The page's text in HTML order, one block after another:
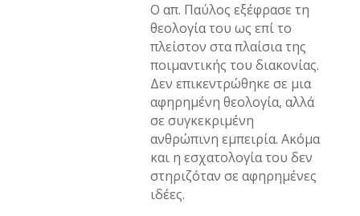
Ο απ. Παύλος εξέφρασε τη
θεολογία του ως επί το
πλείστον στα πλαίσια της
ποιμαντικής του διακονίας.
Δεν επικεντρώθηκε σε μια
αφηρημένη θεολογία, αλλά
σε συγκεκριμένη
ανθρώπινη εμπειρία. Ακόμα
και η εσχατολογία του δεν
στηριζόταν σε αφηρημένες
ιδέες.